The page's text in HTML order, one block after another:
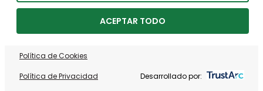
ACEPTAR TODO
Política de Cookies
Política de Privacidad Desarrollado por: